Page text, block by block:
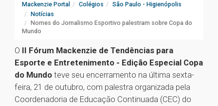
Mackenzie Portal Colégios
São Paulo - Higienópolis
Notícias
Nomes do Jornalismo Esportivo palestram sobre Copa do
Mundo
O II Fórum Mackenzie de Tendências para
Esporte e Entretenimento - Edição Especial Copa
do Mundo teve seu encerramento na última sexta-
feira, 21 de outubro, com palestra organizada pela
Coordenadoria de Educação Continuada (CEC) do